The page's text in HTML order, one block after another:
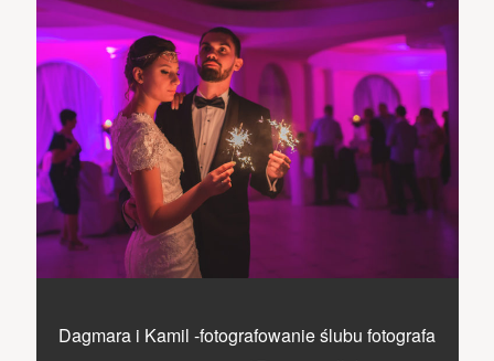
Dagmara i Kamil -fotografowanie ślubu fotografa